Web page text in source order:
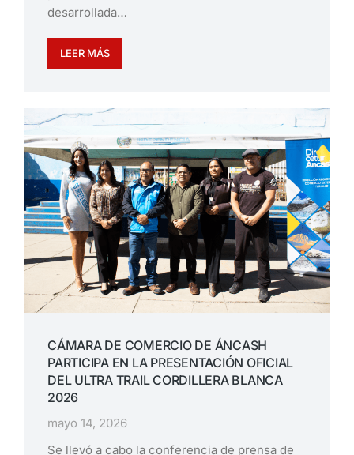
desarrollada…
LEER MÁS
CÁMARA DE COMERCIO DE ÁNCASH
PARTICIPA EN LA PRESENTACIÓN OFICIAL
DEL ULTRA TRAIL CORDILLERA BLANCA
2026
mayo 14, 2026
Se llevó a cabo la conferencia de prensa de